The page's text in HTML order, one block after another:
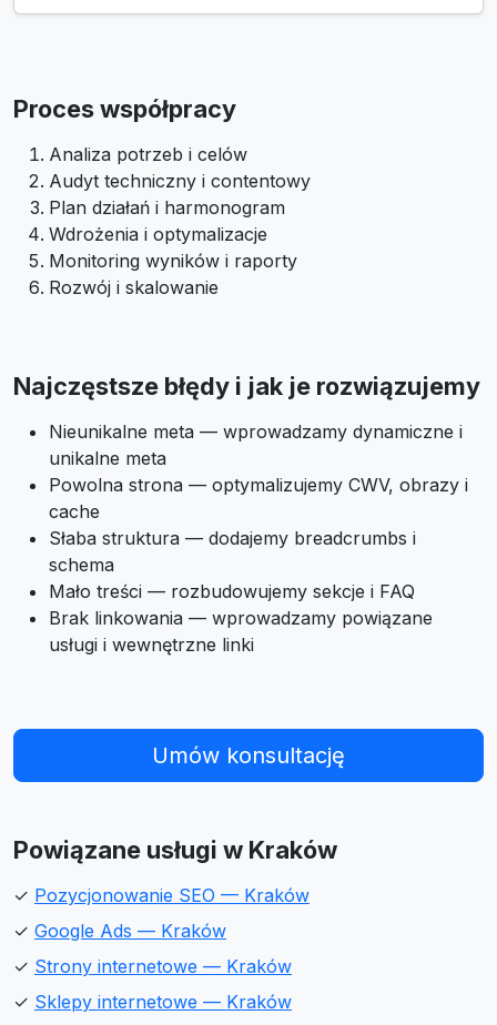
Proces współpracy
Analiza potrzeb i celów
Audyt techniczny i contentowy
Plan działań i harmonogram
Wdrożenia i optymalizacje
Monitoring wyników i raporty
Rozwój i skalowanie
Najczęstsze błędy i jak je rozwiązujemy
Nieunikalne meta — wprowadzamy dynamiczne i
unikalne meta
Powolna strona — optymalizujemy CWV, obrazy i
cache
Słaba struktura — dodajemy breadcrumbs i
schema
Mało treści — rozbudowujemy sekcje i FAQ
Brak linkowania — wprowadzamy powiązane
usługi i wewnętrzne linki
Umów konsultację
Powiązane usługi w Kraków
✓ Pozycjonowanie SEO — Kraków
✓ Google Ads — Kraków
✓ Strony internetowe — Kraków
✓ Sklepy internetowe — Kraków